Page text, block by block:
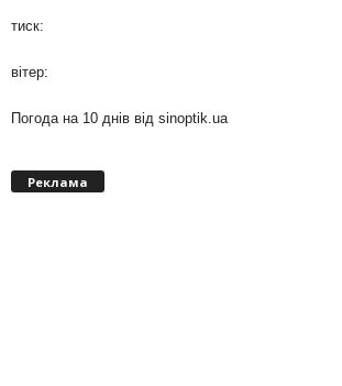
тиск:
вітер:
Погода на 10 днів від sinoptik.ua
Реклама